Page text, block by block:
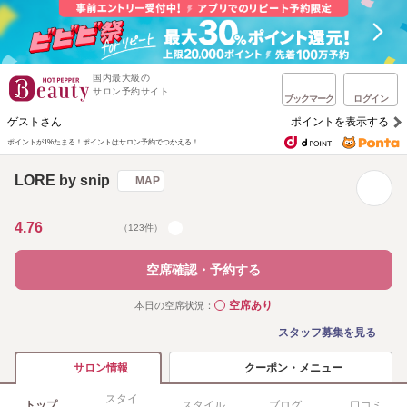
国内最大級の
サロン予約サイト
ブックマーク ログイン
ゲストさん ポイントを表示する
ポイントが1%たまる！ ポイントはサロン予約でつかえる！
LORE by snip MAP
4.76 （123件）
空席確認・予約する
本日の空席状況： ◯空席あり
スタッフ募集を見る
サロン情報 クーポン・メニュー
スタイ